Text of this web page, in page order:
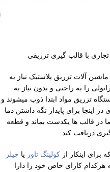
با قالب گیری تزریقی
آلات تزریق پلاستیک نیاز به
را به راحتی و بدون نیاز به
تزریق مواد ابتدا ذوب میشوند و
در اینجا برای پایدار نگه داشتن دما
در قالب ها یکدست بماند و قطعه
دریافت کند.
اینکار از کولینگ تاور یا چیلر
هرکدام کارای خاص خود را دارا